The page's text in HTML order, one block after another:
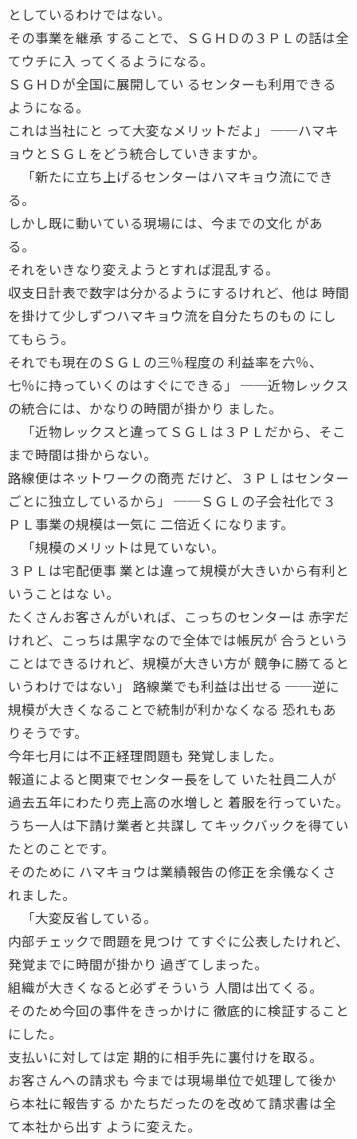
としているわけではない。
その事業を継承 することで、ＳＧＨＤの３ＰＬの話は全
てウチに入 ってくるようになる。
ＳＧＨＤが全国に展開してい るセンターも利用できる
ようになる。
これは当社にと って大変なメリットだよ」 ──ハマキ
ョウとＳＧＬをどう統合していきますか。
「新たに立ち上げるセンターはハマキョウ流にでき
る。
しかし既に動いている現場には、今までの文化 があ
る。
それをいきなり変えようとすれば混乱する。
収支日計表で数字は分かるようにするけれど、他は 時間
を掛けて少しずつハマキョウ流を自分たちのもの にし
てもらう。
それでも現在のＳＧＬの三％程度の 利益率を六％、
七％に持っていくのはすぐにできる」 ──近物レックス
の統合には、かなりの時間が掛かり ました。
「近物レックスと違ってＳＧＬは３ＰＬだから、そこ
まで時間は掛からない。
路線便はネットワークの商売 だけど、３ＰＬはセンター
ごとに独立しているから」 ──ＳＧＬの子会社化で３
ＰＬ事業の規模は一気に 二倍近くになります。
「規模のメリットは見ていない。
３ＰＬは宅配便事 業とは違って規模が大きいから有利と
いうことはな い。
たくさんお客さんがいれば、こっちのセンターは 赤字だ
けれど、こっちは黒字なので全体では帳尻が 合うという
ことはできるけれど、規模が大きい方が 競争に勝てると
いうわけではない」 路線業でも利益は出せる ──逆に
規模が大きくなることで統制が利かなくなる 恐れもあ
りそうです。
今年七月には不正経理問題も 発覚しました。
報道によると関東でセンター長をして いた社員二人が
過去五年にわたり売上高の水増しと 着服を行っていた。
うち一人は下請け業者と共謀し てキックバックを得てい
たとのことです。
そのために ハマキョウは業績報告の修正を余儀なくさ
れました。
「大変反省している。
内部チェックで問題を見つけ てすぐに公表したけれど、
発覚までに時間が掛かり 過ぎてしまった。
組織が大きくなると必ずそういう 人間は出てくる。
そのため今回の事件をきっかけに 徹底的に検証すること
にした。
支払いに対しては定 期的に相手先に裏付けを取る。
お客さんへの請求も 今までは現場単位で処理して後か
ら本社に報告する かたちだったのを改めて請求書は全
て本社から出す ように変えた。